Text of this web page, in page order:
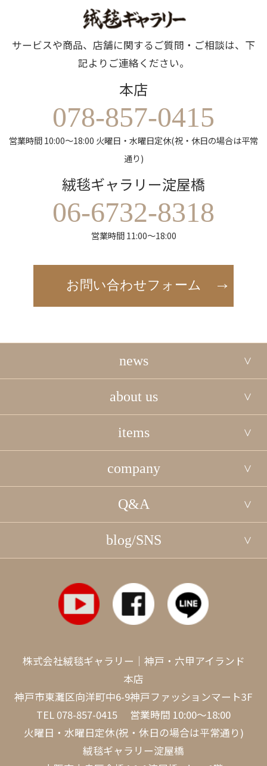
サービスや商品、店舗に関するご質問・ご相談は、下
記よりご連絡ください。
本店
078-857-0415
営業時間 10:00～18:00 火曜日・水曜日定休(祝・休日の場合は平常
通り)
絨毯ギャラリー淀屋橋
06-6732-8318
営業時間 11:00～18:00
お問い合わせフォーム
news
about us
items
company
Q&A
blog/SNS
株式会社絨毯ギャラリー｜神戸・六甲アイランド
本店
神戸市東灘区向洋町中6-9神戸ファッションマート3F
TEL 078-857-0415 営業時間 10:00～18:00
火曜日・水曜日定休(祝・休日の場合は平常通り)
絨毯ギャラリー淀屋橋